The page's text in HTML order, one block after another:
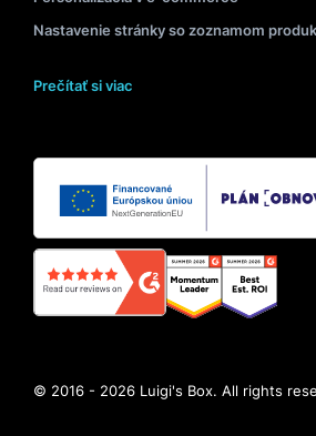
Nastavenie stránky so zoznamom
Prečítať si viac
© 2016 - 2026 Luigi's Box. All rights